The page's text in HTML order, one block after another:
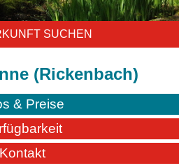
SUCHEN
(Rickenbach)
& Preise
Kontakt